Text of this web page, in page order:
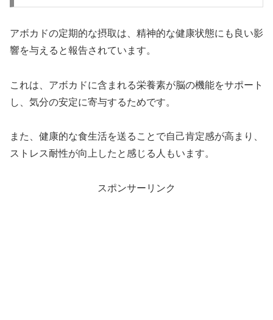
アボカドの定期的な摂取は、精神的な健康状態にも良い影
響を与えると報告されています。
これは、アボカドに含まれる栄養素が脳の機能をサポート
し、気分の安定に寄与するためです。
また、健康的な食生活を送ることで自己肯定感が高まり、
ストレス耐性が向上したと感じる人もいます。
スポンサーリンク